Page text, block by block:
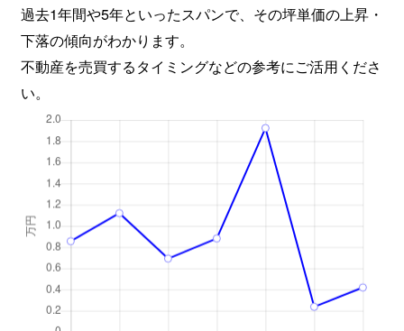
過去1年間や5年といったスパンで、その坪単価の上昇・
下落の傾向がわかります。
不動産を売買するタイミングなどの参考にご活用くださ
い。